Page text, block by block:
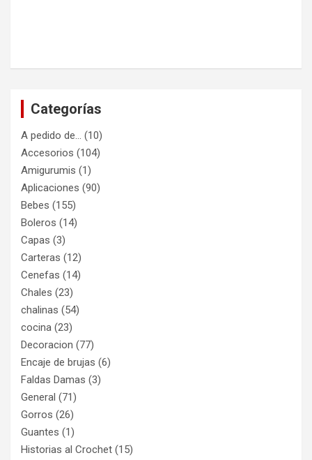
Categorías
A pedido de… (10)
Accesorios (104)
Amigurumis (1)
Aplicaciones (90)
Bebes (155)
Boleros (14)
Capas (3)
Carteras (12)
Cenefas (14)
Chales (23)
chalinas (54)
cocina (23)
Decoracion (77)
Encaje de brujas (6)
Faldas Damas (3)
General (71)
Gorros (26)
Guantes (1)
Historias al Crochet (15)